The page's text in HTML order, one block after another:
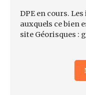
DPE en cours.
auxquels ce bien
site Géorisques :